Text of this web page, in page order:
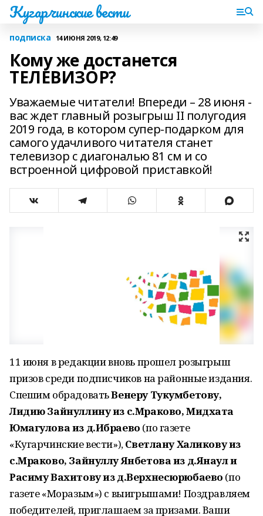
Кугарчинские вести
подписка 14 ИЮНЯ 2019, 12:49
Кому же достанется
ТЕЛЕВИЗОР?
Уважаемые читатели! Впереди – 28 июня -
вас ждет главный розыгрыш II полугодия
2019 года, в котором супер-подарком для
самого удачливого читателя станет
телевизор с диагональю 81 см и со
встроенной цифровой приставкой!
11 июня в редакции вновь прошел розыгрыш
призов среди подписчиков на районные издания.
Спешим обрадоватьВенеру Тукумбетову,
Лидию Зайнуллину из с.Мраково, Мидхата
Юмагулова из д.Ибраево (по газете
«Кугарчинские вести»),Светлану Халикову из
с.Мраково, Зайнуллу Янбетова из д.Янаул и
Расиму Вахитову из д.Верхнесюрюбаево (по
газете «Моразым») с выигрышами! Поздравляем
победителей, приглашаем за призами. Ваши